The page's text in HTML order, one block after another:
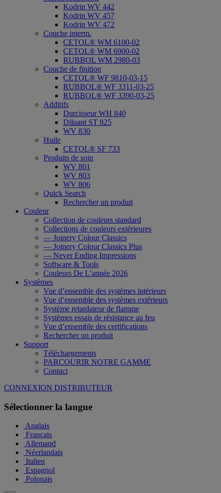
Kodrin WV 442
Kodrin WV 457
Kodrin WV 472
Couche interm.
CETOL® WM 6100-02
CETOL® WM 6900-02
RUBBOL WM 2980-03
Couche de finition
CETOL® WF 9810-03-15
RUBBOL® WF 3311-03-25
RUBBOL® WF 3390-03-25
Additifs
Durcisseur WH 840
Diluant ST 825
WV 830
Huile
CETOL® SF 733
Produits de soin
WV 801
WV 803
WV 806
Quick Search
Rechercher un produit
Couleur
Collection de couleurs standard
Collections de couleurs extérieures
— Joinery Colour Classics
— Joinery Colour Classics Plus
— Never Ending Impressions
Software & Tools
Couleurs De L’année 2026
Systèmes
Vue d’ensemble des systèmes intérieurs
Vue d’ensemble des systèmes extérieurs
Système retardateur de flamme
Systèmes essais de résistance au feu
Vue d’ensemble des certifications
Rechercher un produit
Support
Téléchargements
PARCOURIR NOTRE GAMME
Contact
CONNEXION DISTRIBUTEUR
Sélectionner la langue
Anglais
Français
Allemand
Néerlandais
Italien
Espagnol
Polonais